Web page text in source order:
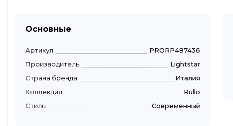
Основные
Артикул
PRORP487436
Производитель
Lightstar
Страна бренда
Италия
Коллекция
Rullo
Стиль
Современный